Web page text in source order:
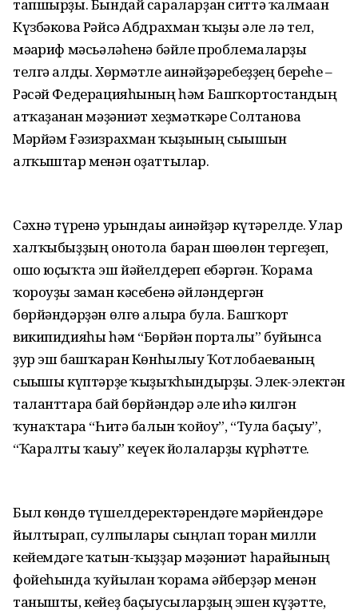
тапшырҙы. Бындай сараларҙан ситтә ҡалмаған
Күзбәкова Рәйсә Абдрахман ҡыҙы әле лә тел,
мәғариф мәсьәләһенә бәйле проблемаларҙы
телгә алды. Хөрмәтле ағинәйҙәребеҙҙең береһе –
Рәсәй Федерацияһының һәм Башҡортостандың
атҡаҙанған мәҙәниәт хеҙмәткәре Солтанова
Мәрйәм Ғәзизрахман ҡыҙының сығышын
алҡыштар менән оҙаттылар.
Сәхнә түренә урындағы ағинәйҙәр күтәрелде. Улар
халҡыбыҙҙың онотола барған шөғөлөн тергеҙеп,
ошо юҫыҡта эш йәйелдереп ебәргән. Ҡорама
ҡороуҙы заман кәсебенә әйләндергән
бөрйәндәрҙән өлгө алырға була. Башҡорт
википидияһы һәм “Бөрйән порталы” буйынса
ҙур эш башҡарған Көнһылыу Ҡотлобаеваның
сығышы күптәрҙе ҡыҙыҡһындырҙы. Элек-электән
таланттарға бай бөрйәндәр әле иһә килгән
ҡунаҡтарға “Һитә балын ҡойоу”, “Тула баҫыу”,
“Ҡаралты ҡағыу” кеүек йолаларҙы күрһәтте.
Был көндө түшелдеректәрендәге мәрйендәре
йылтырап, сулпылары сыңлап торған милли
кейемдәге ҡатын-ҡыҙҙар мәҙәниәт һарайының
фойеһында ҡуйылған ҡорама әйберҙәр менән
танышты, кейеҙ баҫыусыларҙың эшен күҙәтте,